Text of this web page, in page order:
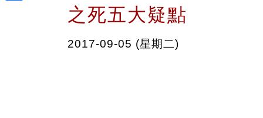
之死五大疑點
2017-09-05 (星期二)